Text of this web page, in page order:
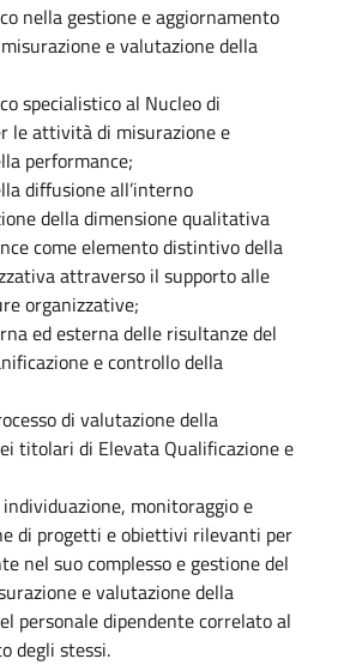
nella gestione e aggiornamento
e valutazione della
specialistico al Nucleo di
le attività di misurazione e
performance;
diffusione all’interno
della dimensione qualitativa
come elemento distintivo della
attraverso il supporto alle
organizzative;
ed esterna delle risultanze del
e controllo della
di valutazione della
titolari di Elevata Qualificazione e
monitoraggio e
di progetti e obiettivi rilevanti per
nel suo complesso e gestione del
e valutazione della
personale dipendente correlato al
degli stessi.